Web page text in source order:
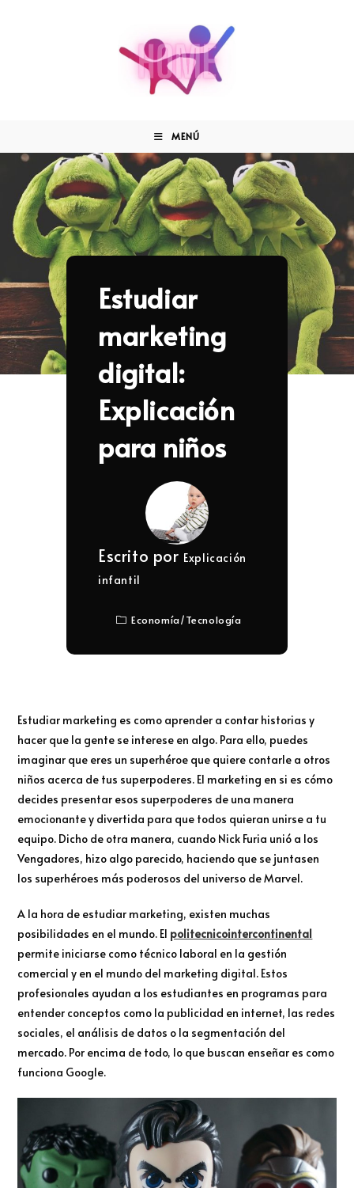
MENÚ
Estudiar
marketing
digital:
Explicación
para niños
Escrito por Explicación
infantil
Economía/Tecnología
Estudiar marketing es como aprender a contar historias y
hacer que la gente se interese en algo. Para ello, puedes
imaginar que eres un superhéroe que quiere contarle a otros
niños acerca de tus superpoderes. El marketing en si es cómo
decides presentar esos superpoderes de una manera
emocionante y divertida para que todos quieran unirse a tu
equipo. Dicho de otra manera, cuando Nick Furia unió a los
Vengadores, hizo algo parecido, haciendo que se juntasen
los superhéroes más poderosos del universo de Marvel.
A la hora de estudiar marketing, existen muchas
posibilidades en el mundo. El politecnicointercontinental
permite iniciarse como técnico laboral en la gestión
comercial y en el mundo del marketing digital. Estos
profesionales ayudan a los estudiantes en programas para
entender conceptos como la publicidad en internet, las redes
sociales, el análisis de datos o la segmentación del
mercado. Por encima de todo, lo que buscan enseñar es como
funciona Google.